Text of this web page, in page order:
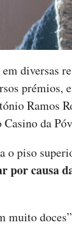
diversas
prémios,
Ramos
da
o piso
por causa
muito